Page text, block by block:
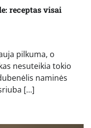
receptas visai
pilkuma, o
nesuteikia tokio
naminės
[…]